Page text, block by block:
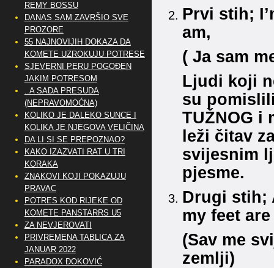
Prvi stih;
am,
( Ja sam
Ljudi koji
su
TUŽNOG i
leži čitav
svijesnim
pjesme.
Drugi stih;
my feet
(Sav me
zemlji)
REMY BOSSU
DANAS SAM ZAVRŠIO SVE
PROZORE
55 NAJNOVIJIH DOKAZA DA
KOMETE UZROKUJU POTRESE
SJEVERNI PERU POGOĐEN
JAKIM POTRESOM
..A SADA PRESUDA
(NEPRAVOMOĆNA)
KOLIKO JE DALEKO SUNCE I
KOLIKA JE NJEGOVA VELIČINA
DA LI SI SE PREPOZNAO?
KAKO IZAZVATI RAT U TRI
KORAKA
ZNAKOVI KOJI POKAZUJU
PRAVAC
POTRES KOD RIJEKE OD
KOMETE PANSTARRS U5
ZA NEVJEROVATI
PRIVREMENA TABLICA ZA
JANUAR 2022
PARADOX ĐOKOVIĆ